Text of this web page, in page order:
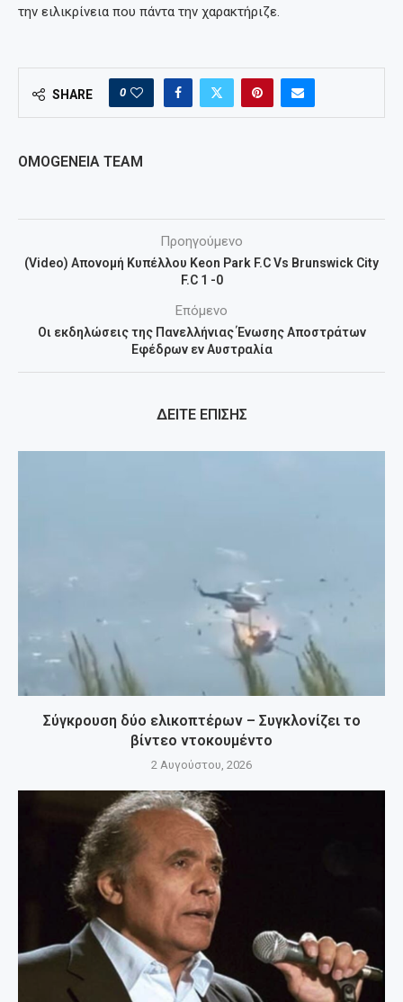
την ειλικρίνεια που πάντα την χαρακτήριζε.
SHARE 0
OMOGENEIA TEAM
Προηγούμενο
(Video) Απονομή Kυπέλλου Keon Park F.C Vs Brunswick City
F.C 1 -0
Επόμενο
Οι εκδηλώσεις της Πανελλήνιας Ένωσης Αποστράτων
Εφέδρων εν Αυστραλία
ΔΕΙΤΕ ΕΠΙΣΗΣ
Σύγκρουση δύο ελικοπτέρων – Συγκλονίζει το
βίντεο ντοκουμέντο
2 Αυγούστου, 2026